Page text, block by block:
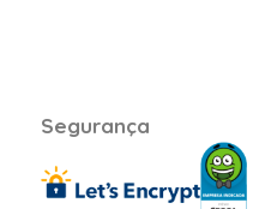
Segurança